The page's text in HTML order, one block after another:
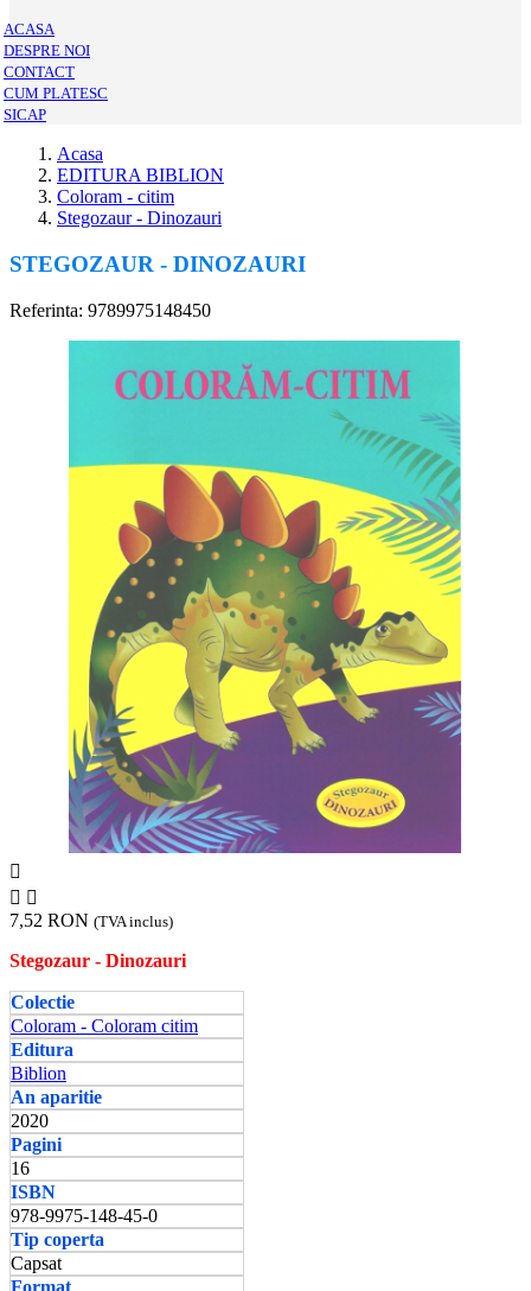
ACASA
DESPRE NOI
CONTACT
CUM PLATESC
SICAP
Acasa
EDITURA BIBLION
Coloram - citim
Stegozaur - Dinozauri
STEGOZAUR - DINOZAURI
Referinta: 9789975148450

 
7,52 RON (TVA inclus)
Stegozaur - Dinozauri
Colectie
Coloram - Coloram citim
Editura
Biblion
An aparitie
2020
Pagini
16
ISBN
978-9975-148-45-0
Tip coperta
Capsat
Format